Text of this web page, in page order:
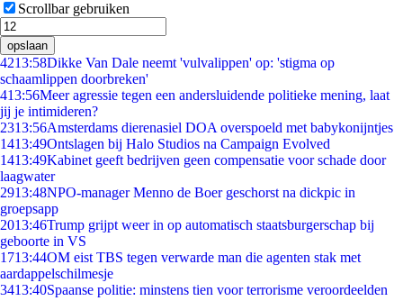
Scrollbar gebruiken
opslaan
4213:58Dikke Van Dale neemt 'vulvalippen' op: 'stigma op
schaamlippen doorbreken'
413:56Meer agressie tegen een andersluidende politieke mening, laat
jij je intimideren?
2313:56Amsterdams dierenasiel DOA overspoeld met babykonijntjes
1413:49Ontslagen bij Halo Studios na Campaign Evolved
1413:49Kabinet geeft bedrijven geen compensatie voor schade door
laagwater
2913:48NPO-manager Menno de Boer geschorst na dickpic in
groepsapp
2013:46Trump grijpt weer in op automatisch staatsburgerschap bij
geboorte in VS
1713:44OM eist TBS tegen verwarde man die agenten stak met
aardappelschilmesje
3413:40Spaanse politie: minstens tien voor terrorisme veroordeelden